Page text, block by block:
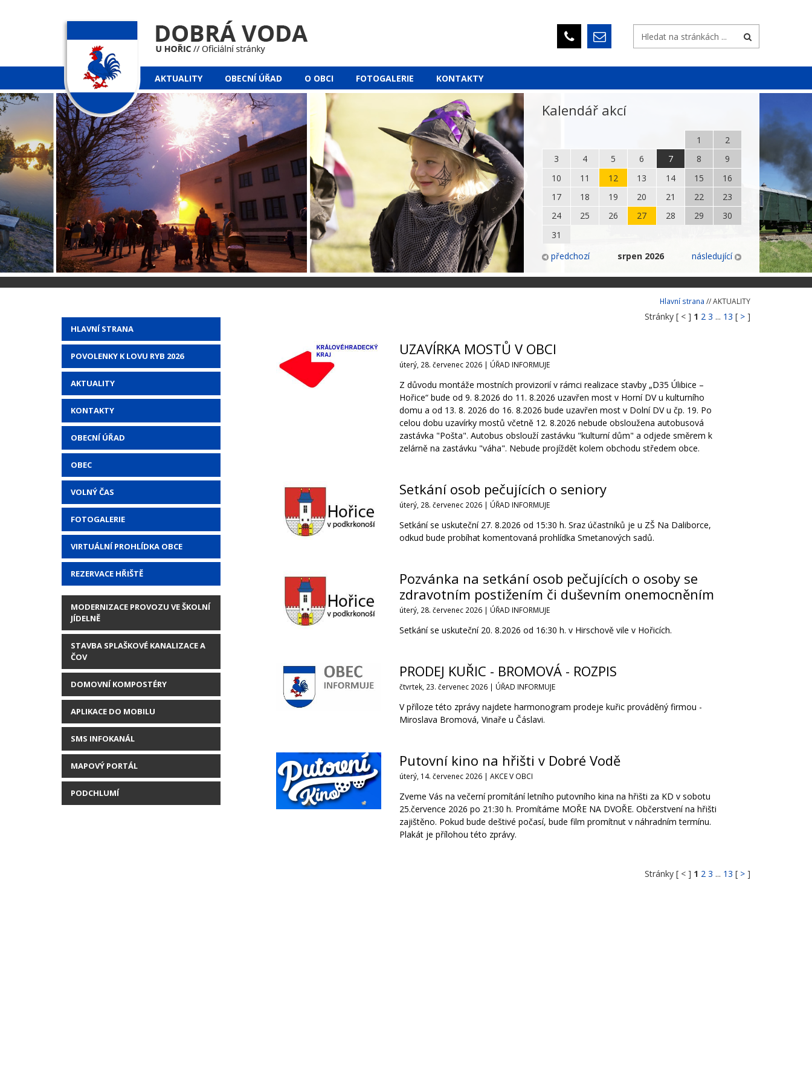
AKTUALITY OBECNÍ ÚŘAD O OBCI FOTOGALERIE KONTAKTY
Kalendář akcí
1
2
3
4 5 6 7 8
9
10
11 12 13 14 15
16
17
18 19 20 21 22
23
24
25 26 27 28 29
30
31
předchozí
srpen 2026 následující
HLAVNÍ STRANA
POVOLENKY K LOVU RYB 2026
AKTUALITY
KONTAKTY
OBECNÍ ÚŘAD
OBEC
VOLNÝ ČAS
FOTOGALERIE
VIRTUÁLNÍ PROHLÍDKA OBCE
REZERVACE HŘIŠTĚ
MODERNIZACE PROVOZU VE ŠKOLNÍ
JÍDELNĚ
STAVBA SPLAŠKOVÉ KANALIZACE A
ČOV
DOMOVNÍ KOMPOSTÉRY
APLIKACE DO MOBILU
SMS INFOKANÁL
MAPOVÝ PORTÁL
PODCHLUMÍ
Hlavní strana // AKTUALITY
Stránky [ < ] 1 2 3 ... 13 [ >]
UZAVÍRKA MOSTŮ V OBCI
úterý, 28. červenec 2026 | ÚŘAD INFORMUJE
Z důvodu montáže mostních provizorií v rámci realizace stavby „D35 Úlibice –
Hořice“ bude od 9. 8.2026 do 11. 8.2026 uzavřen most v Horní DV u kulturního
domu a od 13. 8. 2026 do 16. 8.2026 bude uzavřen most v Dolní DV u čp. 19. Po
celou dobu uzavírky mostů včetně 12. 8.2026 nebude obsloužena autobusová
zastávka "Pošta". Autobus obslouží zastávku "kulturní dům" a odjede směrem k
zelárně na zastávku "váha". Nebude projíždět kolem obchodu středem obce.
Setkání osob pečujících o seniory
úterý, 28. červenec 2026 | ÚŘAD INFORMUJE
Setkání se uskuteční 27. 8.2026 od 15:30 h. Sraz účastníků je u ZŠ Na Daliborce,
odkud bude probíhat komentovaná prohlídka Smetanových sadů.
Pozvánka na setkání osob pečujících o osoby se
zdravotním postižením či duševním onemocněním
úterý, 28. červenec 2026 | ÚŘAD INFORMUJE
Setkání se uskuteční 20. 8.2026 od 16:30 h. v Hirschově vile v Hořicích.
PRODEJ KUŘIC - BROMOVÁ - ROZPIS
čtvrtek, 23. červenec 2026 | ÚŘAD INFORMUJE
V příloze této zprávy najdete harmonogram prodeje kuřic prováděný firmou -
Miroslava Bromová, Vinaře u Čáslavi.
Putovní kino na hřišti v Dobré Vodě
úterý, 14. červenec 2026 | AKCE V OBCI
Zveme Vás na večerní promítání letního putovního kina na hřišti za KD v sobotu
25.července 2026 po 21:30 h. Promítáme MOŘE NA DVOŘE. Občerstvení na hřišti
zajištěno. Pokud bude deštivé počasí, bude film promítnut v náhradním termínu.
Plakát je přílohou této zprávy.
Stránky [ < ] 1 2 3 ... 13 [ >]